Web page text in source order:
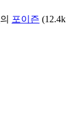
의 포이즌 (12.4k